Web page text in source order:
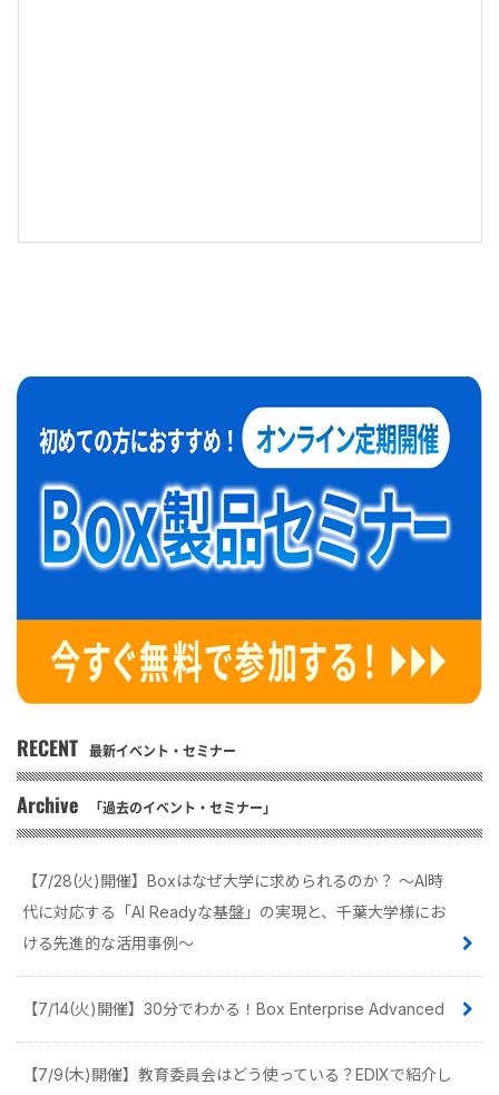
RECENT 最新イベント・セミナー
Archive 「過去のイベント・セミナー」
【7/28(火)開催】Boxはなぜ大学に求められるのか？ 〜AI時
代に対応する「AI Readyな基盤」の実現と、千葉大学様にお
ける先進的な活用事例〜
【7/14(火)開催】30分でわかる！Box Enterprise Advanced
【7/9(木)開催】教育委員会はどう使っている？EDIXで紹介し